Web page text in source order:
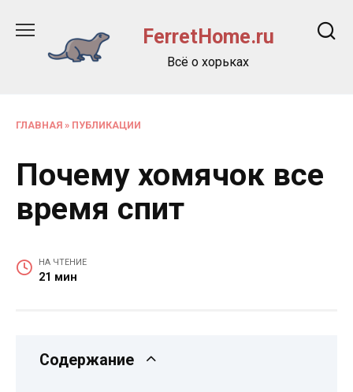
содержанию
FerretHome.ru
Всё о хорьках
ГЛАВНАЯ » ПУБЛИКАЦИИ
Почему хомячок все
время спит
НА ЧТЕНИЕ
21 мин
Содержание